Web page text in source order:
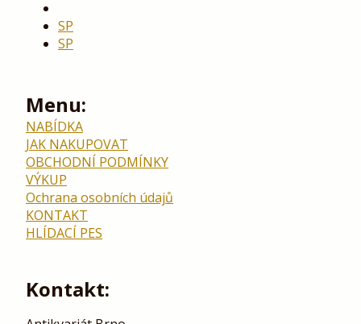
SP
SP
Menu:
NABÍDKA
JAK NAKUPOVAT
OBCHODNÍ PODMÍNKY
VÝKUP
Ochrana osobních údajů
KONTAKT
HLÍDACÍ PES
Kontakt: